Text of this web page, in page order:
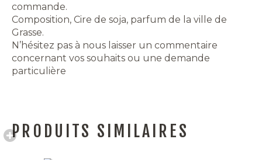
commande.
Composition, Cire de soja, parfum de la ville de
Grasse.
N’hésitez pas à nous laisser un commentaire
concernant vos souhaits ou une demande
particulière
PRODUITS SIMILAIRES